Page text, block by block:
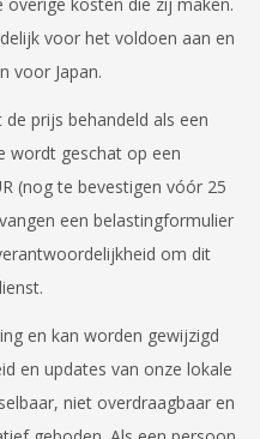
voor het voldoen aan en
voor Japan.
prijs behandeld als een
wordt geschat op een
(nog te bevestigen vóór 25
een belastingformulier
om dit
en kan worden gewijzigd
en updates van onze lokale
niet overdraagbaar en